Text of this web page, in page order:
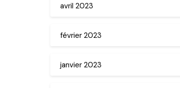
avril 2023
février 2023
janvier 2023